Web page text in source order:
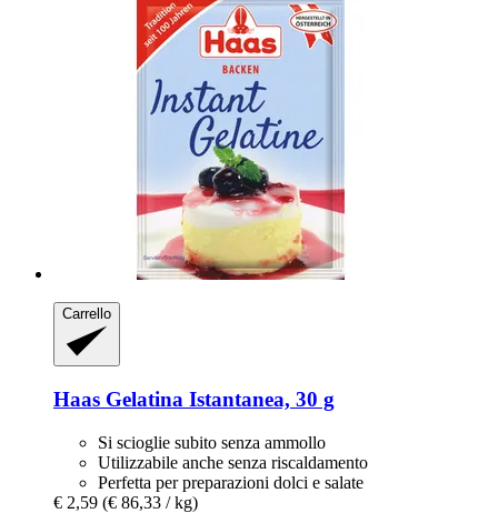
Carrello
Haas Gelatina Istantanea, 30 g
Si scioglie subito senza ammollo
Utilizzabile anche senza riscaldamento
Perfetta per preparazioni dolci e salate
€ 2,59 (€ 86,33 / kg)